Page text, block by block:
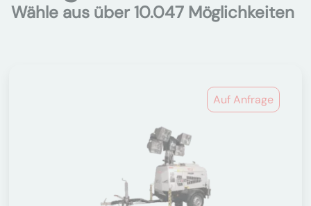
Wähle aus über 10.047 Möglichkeiten
Auf Anfrage